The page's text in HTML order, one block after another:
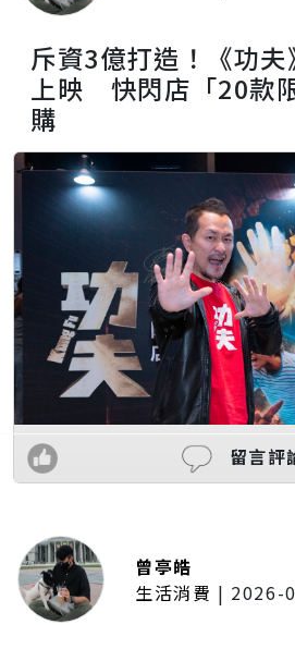
斥資3億打造！《功
上映 快閃店「20款
購
留言評
曾亭皓
生活消費 | 2026-